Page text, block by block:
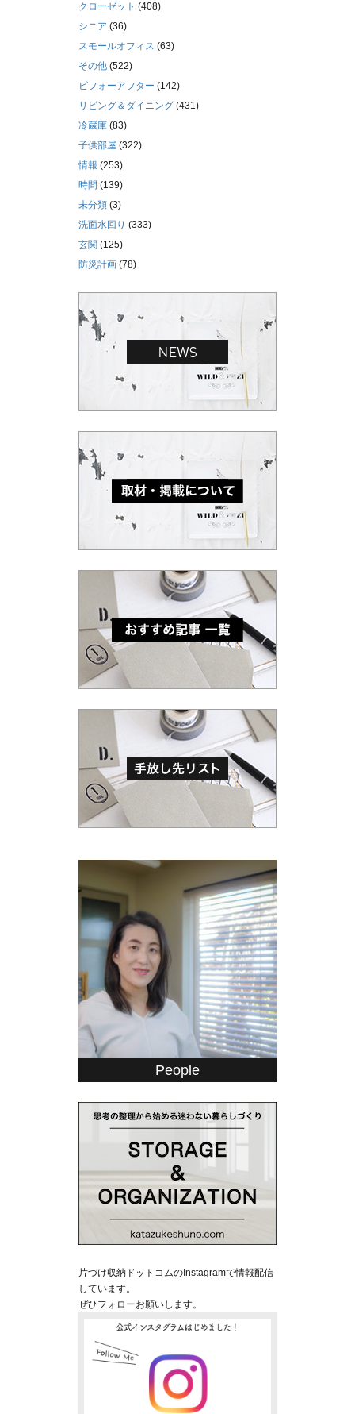
クローゼット (408)
シニア (36)
スモールオフィス (63)
その他 (522)
ビフォーアフター (142)
リビング＆ダイニング (431)
冷蔵庫 (83)
子供部屋 (322)
情報 (253)
時間 (139)
未分類 (3)
洗面水回り (333)
玄関 (125)
防災計画 (78)
People
片づけ収納ドットコムのInstagramで情報配信
しています。
ぜひフォローお願いします。